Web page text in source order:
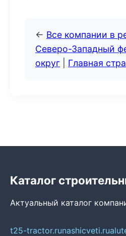
← Все компании в
Северо-Западный
округ
Главная
Каталог
Актуальный каталог
t25-tractor.runashicveti.ru